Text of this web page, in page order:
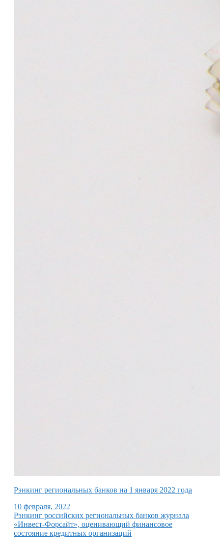
Рэнкинг региональных банков на 1 января 2022 года
10 февраля, 2022
Рэнкинг российских региональных банков журнала
«Инвест-Форсайт», оценивающий финансовое
состояние кредитных организаций